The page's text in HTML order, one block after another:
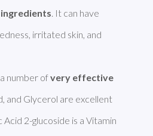
irritated skin, and
number of very effective
and Glycerol are excellent
2-glucoside is a Vitamin